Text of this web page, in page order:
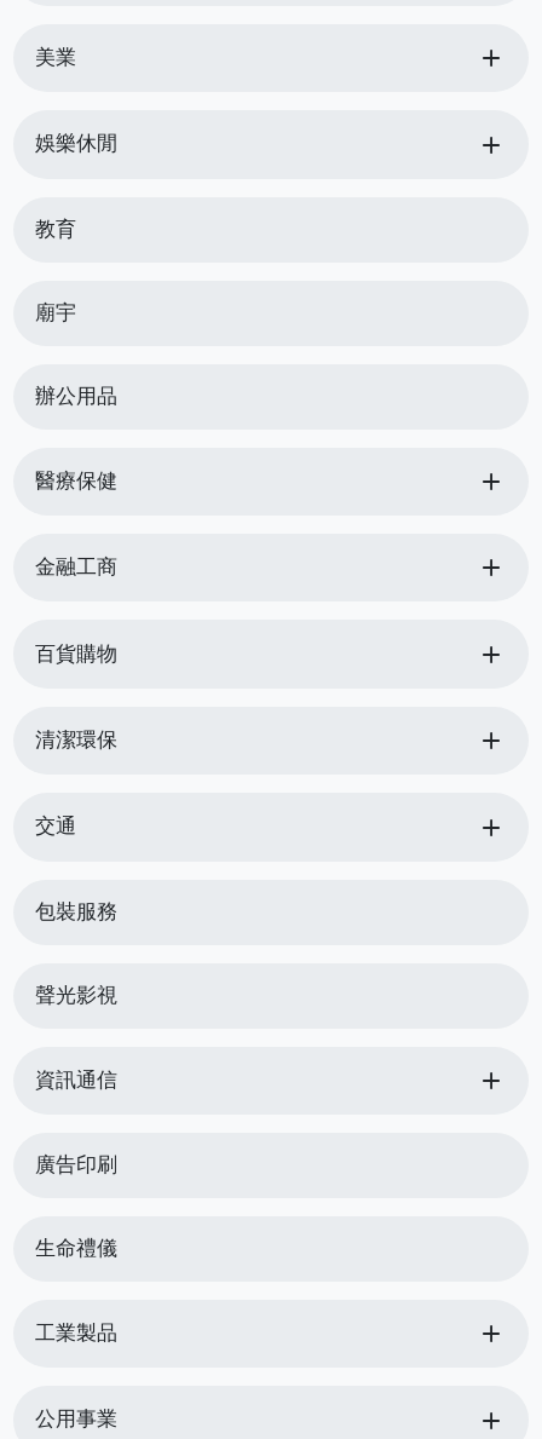
美業 add
娛樂休閒 add
教育
廟宇
辦公用品
醫療保健 add
金融工商 add
百貨購物 add
清潔環保 add
交通 add
包裝服務
聲光影視
資訊通信 add
廣告印刷
生命禮儀
工業製品 add
公用事業 add